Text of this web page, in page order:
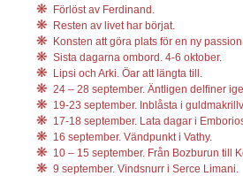
Förlöst av Ferdinand.
Resten av livet har börjat.
Konsten att göra plats för en ny passion.
Sista dagarna ombord. 4-6 oktober.
Lipsi och Arki. Öar att längta till.
24 – 28 september. Äntligen delfiner
19-23 september. Inblåsta i
17-18 september. Lata dagar i
16 september. Vändpunkt i Vathy.
10 – 15 september. Från Bozburun till
9 september. Vindsnurr i Serce Limani.